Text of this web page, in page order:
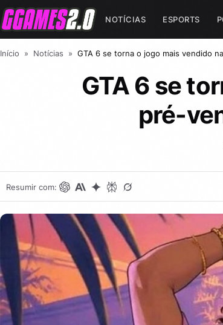
NOTÍCIAS ESPORTS
Início » Notícias » GTA 6 se torna o jogo mais vendido
GTA 6 se
pré-
Resumir com: